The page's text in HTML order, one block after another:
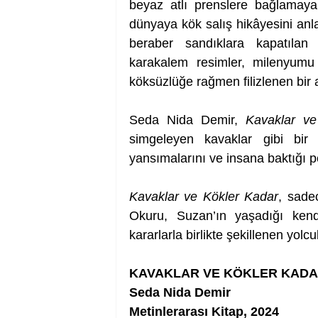
beyaz atlı prenslere
dünyaya kök salış hikâyesini
beraber sandıklara
karakalem resimler,
köksüzlüğe rağmen filizlenen
Seda Nida Demir, Kavaklar
simgeleyen kavaklar gibi bir
yansımalarını ve insana baktığı
Kavaklar ve Kökler Kadar,
Okuru, Suzan’ın yaşadığı
kararlarla birlikte şekillenen
KAVAKLAR VE KÖKLER
Seda Nida Demir
Metinlerarası Kitap, 2024